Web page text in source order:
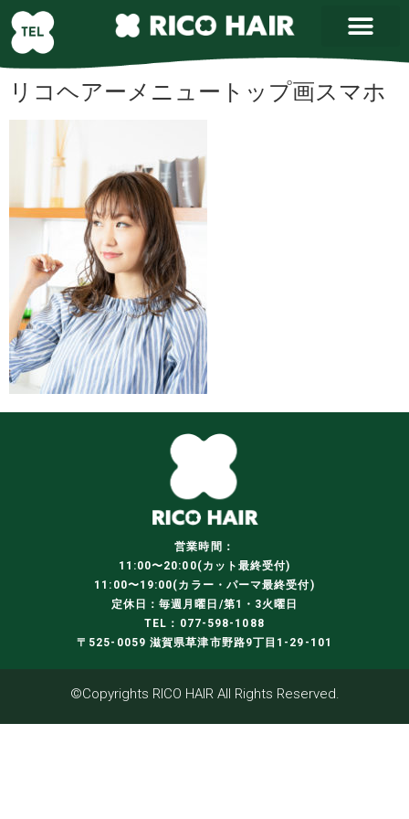
リコヘアーメニュートップ画スマホ
営業時間：
11:00〜20:00(カット最終受付)
11:00〜19:00(カラー・パーマ最終受付)
定休日：毎週月曜日/第1・3火曜日
TEL：077-598-1088
〒525-0059 滋賀県草津市野路9丁目1-29-101
©Copyrights RICO HAIR All Rights Reserved.